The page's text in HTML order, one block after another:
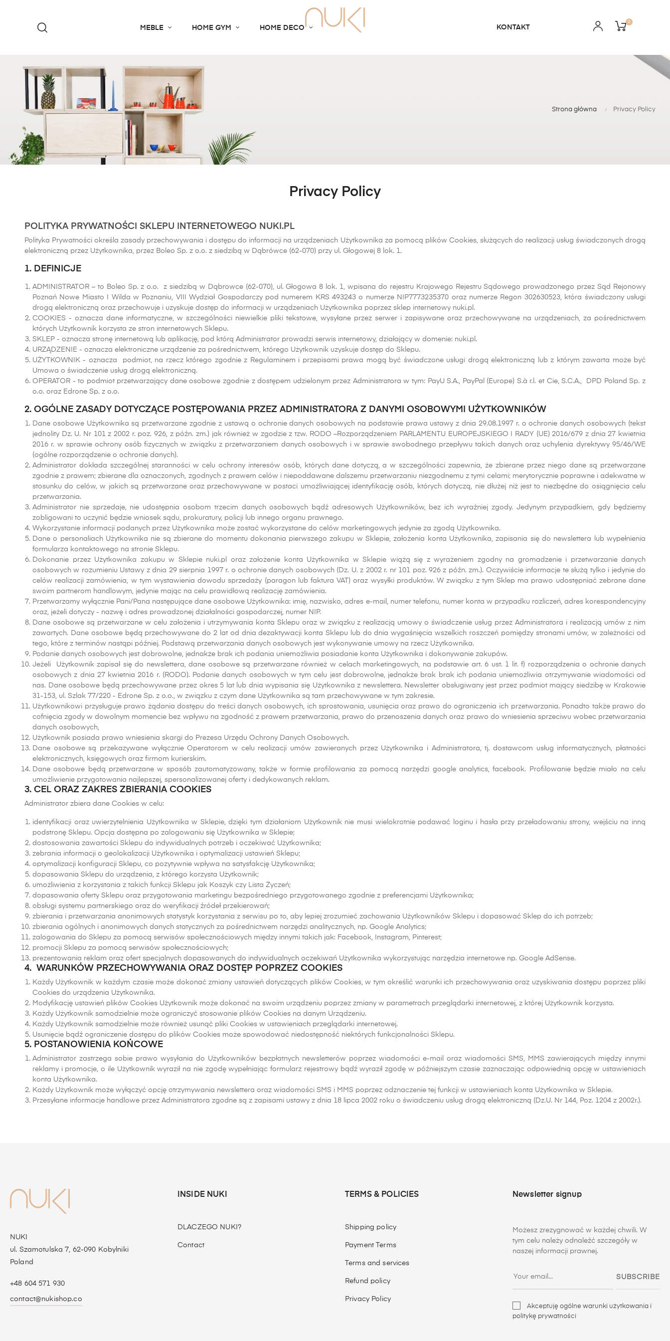
MEBLE HOME GYM HOME DECO KONTAKT
0
Strona główna Privacy Policy
Privacy Policy
POLITYKA PRYWATNOŚCI SKLEPU INTERNETOWEGO NUKI.PL
Polityka Prywatności określa zasady przechowywania i dostępu do informacji na urządzeniach Użytkownika za pomocą plików Cookies, służących do realizacji usług świadczonych drogą
elektroniczną przez Użytkownika, przez Boleo Sp. z o.o. z siedzibą w Dąbrówce (62-070) przy ul. Głogowej 8 lok. 1.
1. DEFINICJE
ADMINISTRATOR – to Boleo Sp. z o.o. z siedzibą w Dąbrowce (62-070), ul. Głogowa 8 lok. 1, wpisana do rejestru Krajowego Rejestru Sądowego prowadzonego przez Sąd Rejonowy
Poznań Nowe Miasto I Wilda w Poznaniu, VIII Wydział Gospodarczy pod numerem KRS 493243 o numerze NIP7773235370 oraz numerze Regon 302630523, która świadczony usługi
drogą elektroniczną oraz przechowuje i uzyskuje dostęp do informacji w urządzeniach Użytkownika poprzez sklep internetowy nuki.pl.
COOKIES - oznacza dane informatyczne, w szczególności niewielkie pliki tekstowe, wysyłane przez serwer i zapisywane oraz przechowywane na urządzeniach, za pośrednictwem
których Użytkownik korzysta ze stron internetowych Sklepu.
SKLEP - oznacza stronę internetową lub aplikację, pod którą Administrator prowadzi serwis internetowy, działający w domenie: nuki.pl.
URZĄDZENIE - oznacza elektroniczne urządzenie za pośrednictwem, którego Użytkownik uzyskuje dostęp do Sklepu.
UŻYTKOWNIK - oznacza podmiot, na rzecz którego zgodnie z Regulaminem i przepisami prawa mogą być świadczone usługi drogą elektroniczną lub z którym zawarta może być
Umowa o świadczenie usług drogą elektroniczną.
OPERATOR - to podmiot przetwarzający dane osobowe zgodnie z dostępem udzielonym przez Administratora w tym: PayU S.A., PayPal (Europe) S.à r.l. et Cie, S.C.A., DPD Poland Sp. z
o.o. oraz Edrone Sp. z o.o.
2. OGÓLNE ZASADY DOTYCZĄCE POSTĘPOWANIA PRZEZ ADMINISTRATORA Z DANYMI OSOBOWYMI UŻYTKOWNIKÓW
Dane osobowe Użytkownika są przetwarzane zgodnie z ustawą o ochronie danych osobowych na podstawie prawa ustawy z dnia 29.08.1997 r. o ochronie danych osobowych (tekst
jednolity Dz. U. Nr 101 z 2002 r. poz. 926, z późn. zm.) jak również w zgodzie z tzw. RODO –Rozporządzeniem PARLAMENTU EUROPEJSKIEGO I RADY (UE) 2016/679 z dnia 27 kwietnia
2016 r. w sprawie ochrony osób fizycznych w związku z przetwarzaniem danych osobowych i w sprawie swobodnego przepływu takich danych oraz uchylenia dyrektywy 95/46/WE
(ogólne rozporządzenie o ochronie danych).
Administrator dokłada szczególnej staranności w celu ochrony interesów osób, których dane dotyczą, a w szczególności zapewnia, że zbierane przez niego dane są przetwarzane
zgodnie z prawem; zbierane dla oznaczonych, zgodnych z prawem celów i niepoddawane dalszemu przetwarzaniu niezgodnemu z tymi celami; merytorycznie poprawne i adekwatne w
stosunku do celów, w jakich są przetwarzane oraz przechowywane w postaci umożliwiającej identyfikację osób, których dotyczą, nie dłużej niż jest to niezbędne do osiągnięcia celu
przetwarzania.
Administrator nie sprzedaje, nie udostępnia osobom trzecim danych osobowych bądź adresowych Użytkowników, bez ich wyraźniej zgody. Jedynym przypadkiem, gdy będziemy
zobligowani to uczynić będzie wniosek sądu, prokuratury, policji lub innego organu prawnego.
Wykorzystanie informacji podanych przez Użytkownika może zostać wykorzystane do celów marketingowych jedynie za zgodą Użytkownika.
Dane o personaliach Użytkownika nie są zbierane do momentu dokonania pierwszego zakupu w Sklepie, założenia konta Użytkownika, zapisania się do newslettera lub wypełnienia
formularza kontaktowego na stronie Sklepu.
Dokonanie przez Użytkownika zakupu w Sklepie nuki.pl oraz założenie konta Użytkownika w Sklepie wiążą się z wyrażeniem zgodny na gromadzenie i przetwarzanie danych
osobowych w rozumieniu Ustawy z dnia 29 sierpnia 1997 r. o ochronie danych osobowych (Dz. U. z 2002 r. nr 101 poz. 926 z późn. zm.). Oczywiście informacje te służą tylko i jedynie do
celów realizacji zamówienia, w tym wystawienia dowodu sprzedaży (paragon lub faktura VAT) oraz wysyłki produktów. W związku z tym Sklep ma prawo udostępniać zebrane dane
swoim partnerom handlowym, jedynie mając na celu prawidłową realizację zamówienia.
Przetwarzamy wyłącznie Pani/Pana następujące dane osobowe Użytkownika: imię, nazwisko, adres e-mail, numer telefonu, numer konta w przypadku rozliczeń, adres korespondencyjny
oraz, jeżeli dotyczy - nazwę i adres prowadzonej działalności gospodarczej, numer NIP.
Dane osobowe są przetwarzane w celu założenia i utrzymywania konta Sklepu oraz w związku z realizacją umowy o świadczenie usług przez Administratora i realizacją umów z nim
zawartych. Dane osobowe będą przechowywane do 2 lat od dnia dezaktywacji konta Sklepu lub do dnia wygaśnięcia wszelkich roszczeń pomiędzy stronami umów, w zależności od
tego, które z terminów nastąpi później. Podstawą przetwarzania danych osobowych jest wykonywanie umowy na rzecz Użytkownika.
Podanie danych osobowych jest dobrowolne, jednakże brak ich podania uniemożliwia posiadanie konta Użytkownika i dokonywanie zakupów.
Jeżeli Użytkownik zapisał się do newslettera, dane osobowe są przetwarzane również w celach marketingowych, na podstawie art. 6 ust. 1 lit. f) rozporządzenia o ochronie danych
osobowych z dnia 27 kwietnia 2016 r. (RODO). Podanie danych osobowych w tym celu jest dobrowolne, jednakże brak brak ich podania uniemożliwia otrzymywanie wiadomości od
nas. Dane osobowe będą przechowywane przez okres 5 lat lub dnia wypisania się Użytkownika z newslettera. Newsletter obsługiwany jest przez podmiot mający siedzibę w Krakowie
31-153, ul. Szlak 77/220 - Edrone Sp. z o.o., w związku z czym dane Użytkownika są tam przechowywane w tym zakresie.
Użytkownikowi przysługuje prawo żądania dostępu do treści danych osobowych, ich sprostowania, usunięcia oraz prawo do ograniczenia ich przetwarzania. Ponadto także prawo do
cofnięcia zgody w dowolnym momencie bez wpływu na zgodność z prawem przetwarzania, prawo do przenoszenia danych oraz prawo do wniesienia sprzeciwu wobec przetwarzania
danych osobowych,
Użytkownik posiada prawo wniesienia skargi do Prezesa Urzędu Ochrony Danych Osobowych.
Dane osobowe są przekazywane wyłącznie Operatorom w celu realizacji umów zawieranych przez Użytkownika i Administratora, tj. dostawcom usług informatycznych, płatności
elektronicznych, księgowych oraz firmom kurierskim.
Dane osobowe będą przetwarzane w sposób zautomatyzowany, także w formie profilowania za pomocą narzędzi google analytics, facebook. Profilowanie będzie miało na celu
umożliwienie przygotowania najlepszej, spersonalizowanej oferty i dedykowanych reklam.
3. CEL ORAZ ZAKRES ZBIERANIA COOKIES
Administrator zbiera dane Cookies w celu:
identyfikacji oraz uwierzytelnienia Użytkownika w Sklepie, dzięki tym działaniom Użytkownik nie musi wielokrotnie podawać loginu i hasła przy przeładowaniu strony, wejściu na inną
podstronę Sklepu. Opcja dostępna po zalogowaniu się Użytkownika w Sklepie;
dostosowania zawartości Sklepu do indywidualnych potrzeb i oczekiwać Użytkownika;
zebrania informacji o geolokalizacji Użytkownika i optymalizacji ustawień Sklepu;
optymalizacji konfiguracji Sklepu, co pozytywnie wpływa na satysfakcję Użytkownika;
dopasowania Sklepu do urządzenia, z którego korzysta Użytkownik;
umożliwienia z korzystania z takich funkcji Sklepu jak Koszyk czy Lista Życzeń;
dopasowania oferty Sklepu oraz przygotowania marketingu bezpośredniego przygotowanego zgodnie z preferencjami Użytkownika;
obsługi systemu partnerskiego oraz do weryfikacji źródeł przekierowań;
zbierania i przetwarzania anonimowych statystyk korzystania z serwisu po to, aby lepiej zrozumieć zachowania Użytkowników Sklepu i dopasować Sklep do ich potrzeb;
zbierania ogólnych i anonimowych danych statycznych za pośrednictwem narzędzi analitycznych, np. Google Analytics;
zalogowania do Sklepu za pomocą serwisów społecznościowych między innymi takich jak: Facebook, Instagram, Pinterest;
promocji Sklepu za pomocą serwisów społecznościowych;
prezentowania reklam oraz ofert specjalnych dopasowanych do indywidualnych oczekiwań Użytkownika wykorzystując narzędzia internetowe np. Google AdSense.
4. WARUNKÓW PRZECHOWYWANIA ORAZ DOSTĘP POPRZEZ COOKIES
Każdy Użytkownik w każdym czasie może dokonać zmiany ustawień dotyczących plików Cookies, w tym określić warunki ich przechowywania oraz uzyskiwania dostępu poprzez pliki
Cookies do urządzenia Użytkownika.
Modyfikację ustawień plików Cookies Użytkownik może dokonać na swoim urządzeniu poprzez zmiany w parametrach przeglądarki internetowej, z której Użytkownik korzysta.
Każdy Użytkownik samodzielnie może ograniczyć stosowanie plików Cookies na danym Urządzeniu.
Każdy Użytkownik samodzielnie może również usunąć pliki Cookies w ustawieniach przeglądarki internetowej.
Usunięcie bądź ograniczenie dostępu do plików Cookies może spowodować niedostępność niektórych funkcjonalności Sklepu.
5. POSTANOWIENIA KOŃCOWE
Administrator zastrzega sobie prawo wysyłania do Użytkowników bezpłatnych newsletterów poprzez wiadomości e-mail oraz wiadomości SMS, MMS zawierających między innymi
reklamy i promocje, o ile Użytkownik wyraził na nie zgodę wypełniając formularz rejestrowy bądź wyraził zgodę w późniejszym czasie zaznaczając odpowiednią opcję w ustawieniach
konta Użytkownika.
Każdy Użytkownik może wyłączyć opcję otrzymywania newslettera oraz wiadomości SMS i MMS poprzez odznaczenie tej funkcji w ustawieniach konta Użytkownika w Sklepie.
Przesyłane informacje handlowe przez Administratora zgodne są z zapisami ustawy z dnia 18 lipca 2002 roku o świadczeniu usług drogą elektroniczną (Dz.U. Nr 144, Poz. 1204 z 2002r.).
NUKI
ul. Szamotulska 7, 62-090 Kobylniki
Poland
+48 604 571 930
contact@nukishop.co
INSIDE NUKI
DLACZEGO NUKI?
Contact
TERMS & POLICIES
Shipping policy
Payment Terms
Terms and services
Refund policy
Privacy Policy
Newsletter signup
Możesz zrezygnować w każdej chwili. W
tym celu należy odnaleźć szczegóły w
naszej informacji prawnej.
SUBSCRIBE
Akceptuję ogólne warunki użytkowania i
politykę prywatności